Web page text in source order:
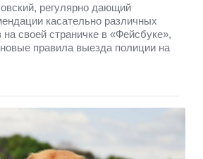
регулярно дающий
касательно различных
на своей страничке в «Фейсбуке»,
правила выезда полиции на